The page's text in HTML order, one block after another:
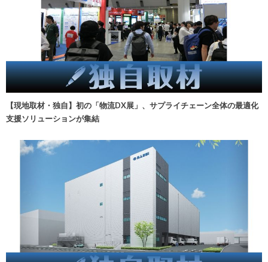
【現地取材・独自】初の「物流DX展」、サプライチェーン全体の最適化
支援ソリューションが集結